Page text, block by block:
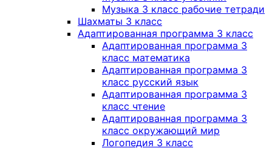
Музыка 3 класс рабочие тетради
Шахматы 3 класс
Адаптированная программа 3 класс
Адаптированная программа 3
класс математика
Адаптированная программа 3
класс русский язык
Адаптированная программа 3
класс чтение
Адаптированная программа 3
класс окружающий мир
Логопедия 3 класс